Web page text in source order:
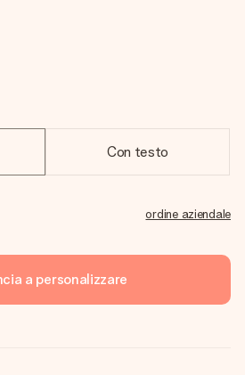
Con testo
ordine aziendale
a personalizzare